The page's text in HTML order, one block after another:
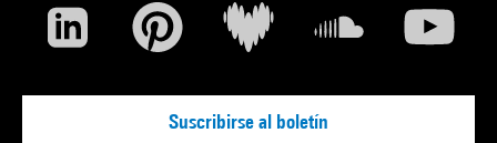
Suscribirse al boletín